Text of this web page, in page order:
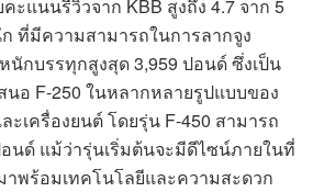
ะแนนรีวิวจาก KBB สูงถึง 4.7 จาก 5
ที่มีความสามารถในการลากจูง
นักบรรทุกสูงสุด 3,959 ปอนด์ ซึ่งเป็น
นอ F-250 ในหลากหลายรูปแบบของ
ะเครื่องยนต์ โดยรุ่น F-450 สามารถ
อนด์ แม้ว่ารุ่นเริ่มต้นจะมีดีไซน์ภายในที่
าพร้อมเทคโนโลยีและความสะดวก